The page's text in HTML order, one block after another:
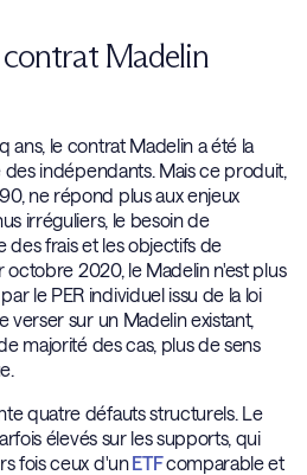
contrat Madelin
ans, le contrat Madelin a été la
indépendants. Mais ce produit,
ne répond plus aux enjeux
irréguliers, le besoin de
des frais et les objectifs de
octobre 2020, le Madelin n'est plus
le PER individuel issu de la loi
verser sur un Madelin existant,
majorité des cas, plus de sens
quatre défauts structurels. Le
élevés sur les supports, qui
fois ceux d'unETFcomparable et